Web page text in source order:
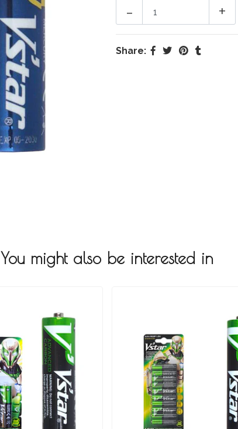
+
-
Share:
You might also be interested in